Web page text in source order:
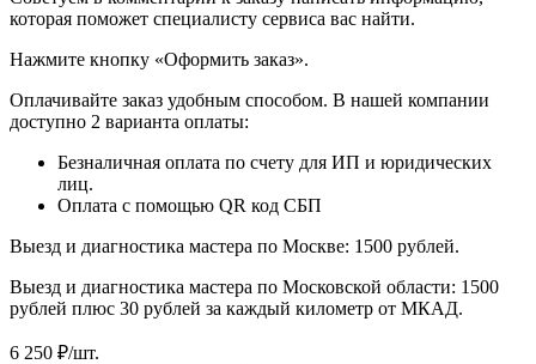
которая поможет специалисту сервиса вас найти.
​​​​​​​Нажмите кнопку «Оформить заказ».
Оплачивайте заказ удобным способом. В нашей компании
доступно 2 варианта оплаты:
Безналичная оплата по счету для ИП и юридических
лиц.
Оплата с помощью QR код СБП
Выезд и диагностика мастера по Москве: 1500 рублей.
Выезд и диагностика мастера по Московской области: 1500
рублей плюс 30 рублей за каждый километр от МКАД.
6 250 ₽/шт.